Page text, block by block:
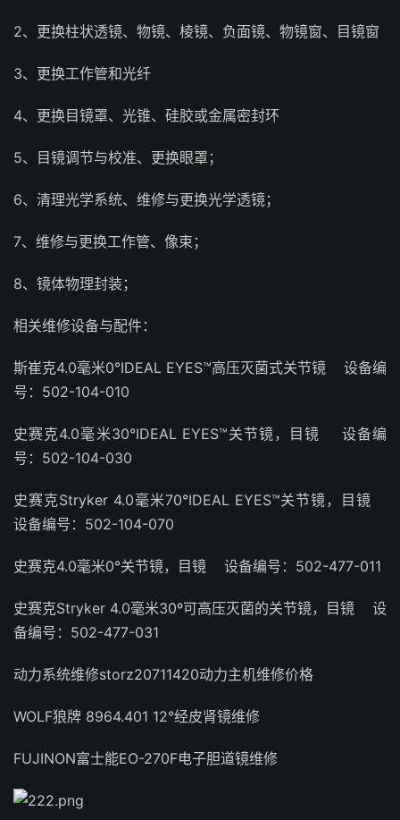
2、更换柱状透镜、物镜、棱镜、负面镜、物镜窗、目镜窗
3、更换工作管和光纤
4、更换目镜罩、光锥、硅胶或金属密封环
5、目镜调节与校准、更换眼罩；
6、清理光学系统、维修与更换光学透镜；
7、维修与更换工作管、像束；
8、镜体物理封装；
相关维修设备与配件：
斯崔克4.0毫米0°IDEAL EYES™高压灭菌式关节镜 设备编
号：502-104-010
史赛克4.0毫米30°IDEAL EYES™关节镜，目镜 设备编
号：502-104-030
史赛克Stryker 4.0毫米70°IDEAL EYES™关节镜，目镜
设备编号：502-104-070
史赛克4.0毫米0°关节镜，目镜 设备编号：502-477-011
史赛克Stryker 4.0毫米30º可高压灭菌的关节镜，目镜 设
备编号：502-477-031
动力系统维修storz20711420动力主机维修价格
WOLF狼牌 8964.401 12°经皮肾镜维修
FUJINON富士能EO-270F电子胆道镜维修